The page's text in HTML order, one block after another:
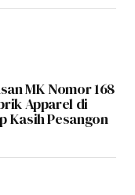
MK Nomor 168
Apparel di
Kasih Pesangon